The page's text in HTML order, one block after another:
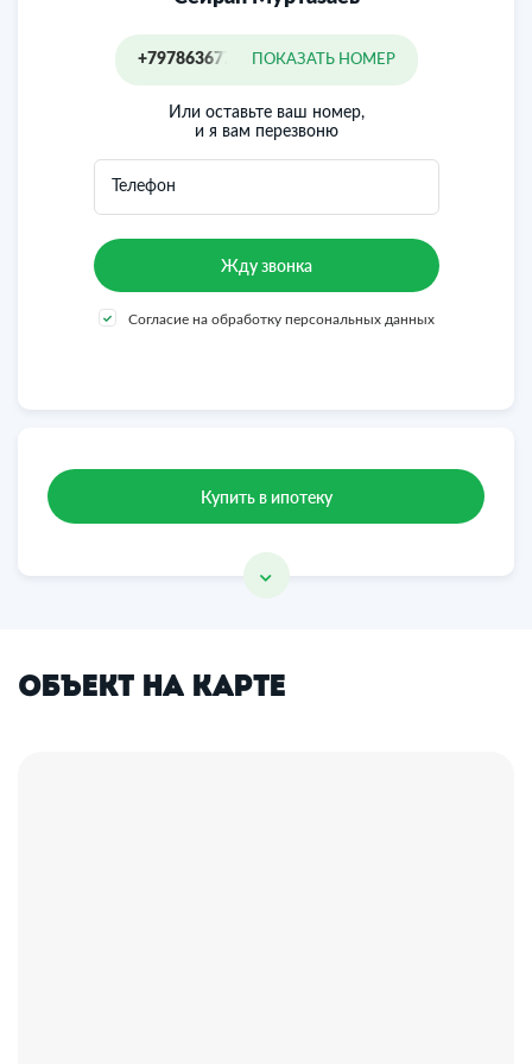
Идеальное предложение как для проживания, так и для
+79786367787 ПОКАЗАТЬ НОМЕР
Или оставьте ваш номер,
и я вам перезвоню
Телефон
Согласие на обработку персональных данных
Купить в ипотеку
Объект на карте